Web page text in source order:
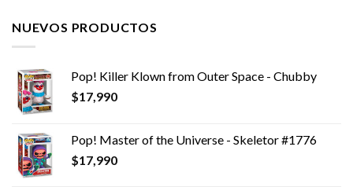
NUEVOS PRODUCTOS
Pop! Killer Klown from Outer Space - Chubby
$17,990
Pop! Master of the Universe - Skeletor #1776
$17,990